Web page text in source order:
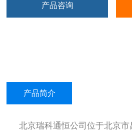
产品咨询
产品简介
北京瑞科通恒公司位于北京